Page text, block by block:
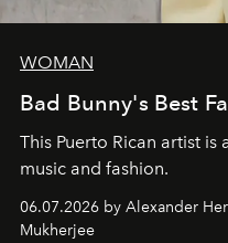
WOMAN
Bad Bunny's Best
This Puerto Rican artist
music and fashion.
06.07.2026 by Alexander
Mukherjee